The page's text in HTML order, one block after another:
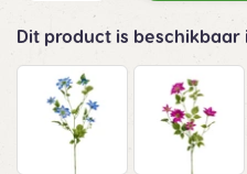
Dit product is